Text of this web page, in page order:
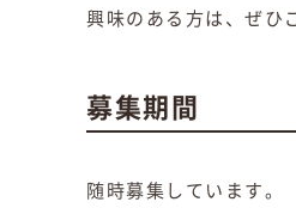
興味のある方は、ぜひ
募集期間
随時募集しています。